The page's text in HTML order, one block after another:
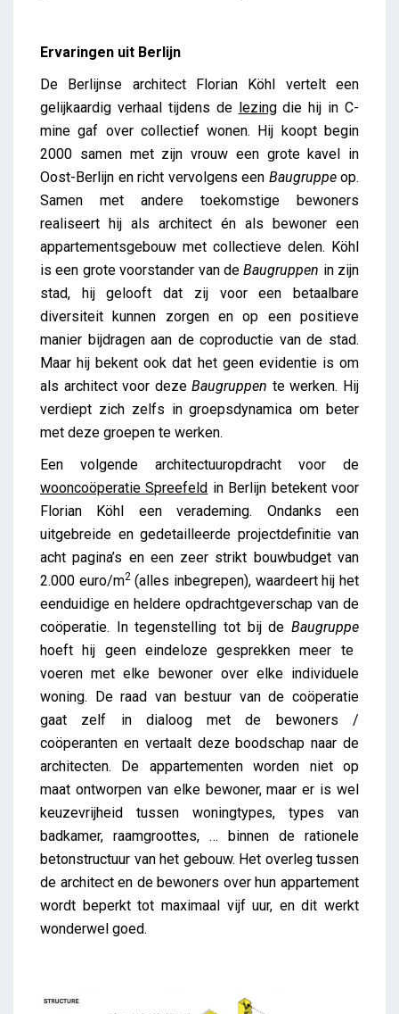
Ervaringen uit Berlijn
De Berlijnse architect Florian Köhl vertelt een
gelijkaardig verhaal tijdens de lezingdie hij in C-
mine gaf over collectief wonen. Hij koopt begin
2000 samen met zijn vrouw een grote kavel in
Oost-Berlijn en richt vervolgens een Baugruppeop.
Samen met andere toekomstige bewoners
realiseert hij als architect én als bewoner een
appartementsgebouw met collectieve delen. Köhl
is een grote voorstander van deBaugruppen in zijn
stad, hij gelooft dat zij voor een betaalbare
diversiteit kunnen zorgen en op een positieve
manier bijdragen aan de coproductie van de stad.
Maar hij bekent ook dat het geen evidentie is om
als architect voor dezeBaugruppen te werken. Hij
verdiept zich zelfs in groepsdynamica om beter
met deze groepen te werken.
Een volgende architectuuropdracht voor de
wooncoöperatie Spreefeld in Berlijn betekent voor
Florian Köhl een verademing. Ondanks een
uitgebreide en gedetailleerde projectdefinitie van
acht pagina’s en een zeer strikt bouwbudget van
2.000 euro/m2(alles inbegrepen), waardeert hij het
eenduidige en heldere opdrachtgeverschap van de
coöperatie. In tegenstelling tot bij de Baugruppe
hoeft hij geen eindeloze gesprekken meer te
voeren met elke bewoner over elke individuele
woning. De raad van bestuur van de coöperatie
gaat zelf in dialoog met de bewoners /
coöperanten en vertaalt deze boodschap naar de
architecten. De appartementen worden niet op
maat ontworpen van elke bewoner, maar er is wel
keuzevrijheid tussen woningtypes, types van
badkamer, raamgroottes, … binnen de rationele
betonstructuur van het gebouw. Het overleg tussen
de architect en de bewoners over hun appartement
wordt beperkt tot maximaal vijf uur, en dit werkt
wonderwel goed.